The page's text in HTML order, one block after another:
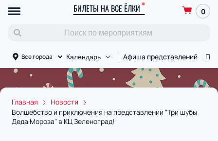
БИЛЕТЫ НА ВСЕ ЁЛКИ 0
Все города Календарь Афиша представлений
Главная
Новости
Волшебство и приключения на представлении "Три шубы
Деда Мороза" в КЦ Зеленоград!